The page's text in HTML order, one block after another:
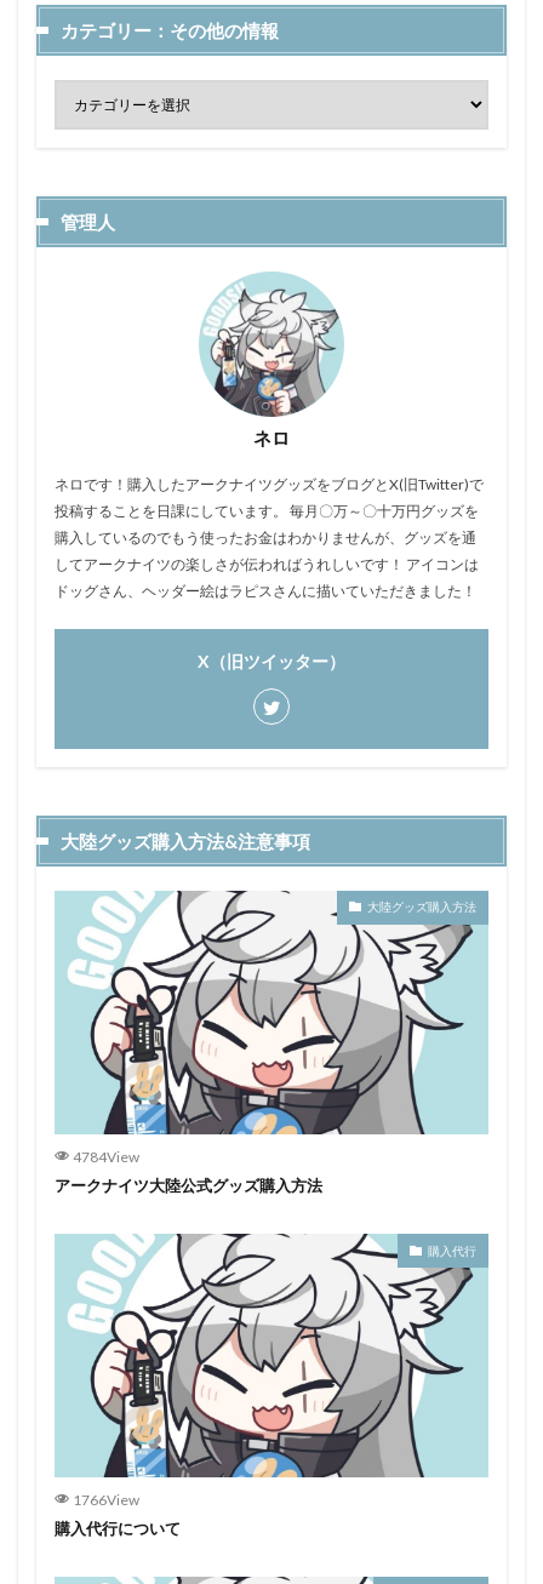
カテゴリー：その他の情報
管理人
ネロ
ネロです！購入したアークナイツグッズをブログとX(旧Twitter)で
投稿することを日課にしています。 毎月〇万～〇十万円グッズを
購入しているのでもう使ったお金はわかりませんが、グッズを通
してアークナイツの楽しさが伝わればうれしいです！ アイコンは
ドッグさん、ヘッダー絵はラピスさんに描いていただきました！
X（旧ツイッター）
大陸グッズ購入方法&注意事項
大陸グッズ購入方法
4784View
アークナイツ大陸公式グッズ購入方法
購入代行
1766View
購入代行について